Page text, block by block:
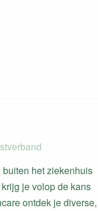
het ziekenhuis
je volop de kans
ontdek je diverse,